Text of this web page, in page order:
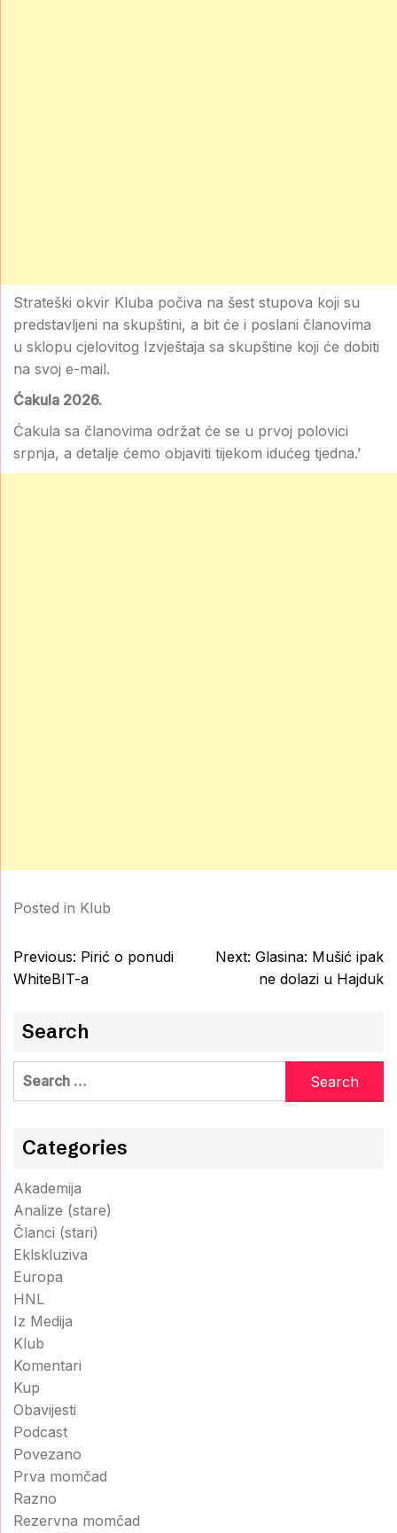
Strateški okvir Kluba počiva na šest stupova koji su
predstavljeni na skupštini, a bit će i poslani članovima
u sklopu cjelovitog Izvještaja sa skupštine koji će dobiti
na svoj e-mail.
Ćakula 2026.
Ćakula sa članovima održat će se u prvoj polovici
srpnja, a detalje ćemo objaviti tijekom idućeg tjedna.’
Posted in Klub
Post
navigation
Previous: Pirić o ponudi
WhiteBIT-a
Next: Glasina: Mušić ipak
ne dolazi u Hajduk
Search
Search
Categories
Akademija
Analize (stare)
Članci (stari)
Eklskluziva
Europa
HNL
Iz Medija
Klub
Komentari
Kup
Obavijesti
Podcast
Povezano
Prva momčad
Razno
Rezervna momčad